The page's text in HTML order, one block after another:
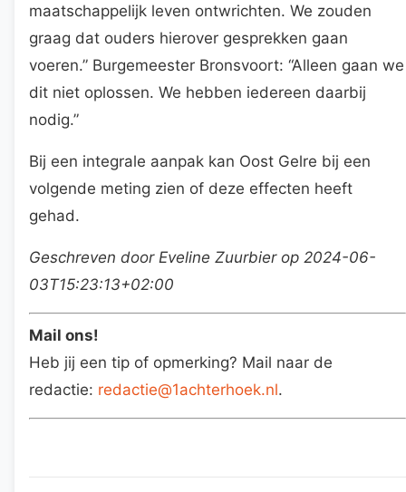
maatschappelijk leven ontwrichten. We zouden
graag dat ouders hierover gesprekken gaan
voeren.” Burgemeester Bronsvoort: “Alleen gaan we
dit niet oplossen. We hebben iedereen daarbij
nodig.”
Bij een integrale aanpak kan Oost Gelre bij een
volgende meting zien of deze effecten heeft
gehad.
Geschreven door Eveline Zuurbier op 2024-06-
03T15:23:13+02:00
Mail ons!
Heb jij een tip of opmerking? Mail naar de
redactie: redactie@1achterhoek.nl.